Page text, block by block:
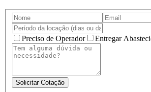
Preciso de Operador Entregar
Solicitar Cotação